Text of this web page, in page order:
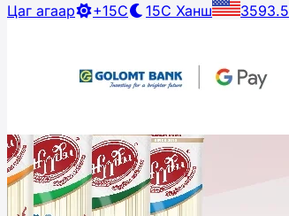
Цаг агаар +15C 15C Ханш 3593.5